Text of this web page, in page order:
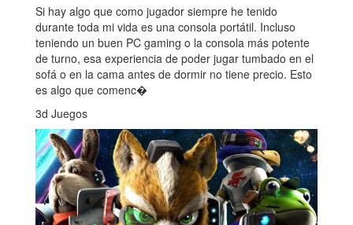
Si hay algo que como jugador siempre he tenido
durante toda mi vida es una consola portátil. Incluso
teniendo un buen PC gaming o la consola más potente
de turno, esa experiencia de poder jugar tumbado en el
sofá o en la cama antes de dormir no tiene precio. Esto
es algo que comenc�
3d Juegos